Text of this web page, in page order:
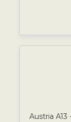
Austria